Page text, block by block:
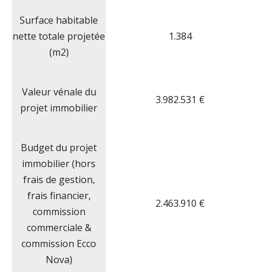
Surface habitable
nette totale projetée
(m2)
1.384
Valeur vénale du
projet immobilier
3.982.531 €
Budget du projet
immobilier (hors
frais de gestion,
frais financier,
commission
commerciale &
commission Ecco
Nova)
2.463.910 €